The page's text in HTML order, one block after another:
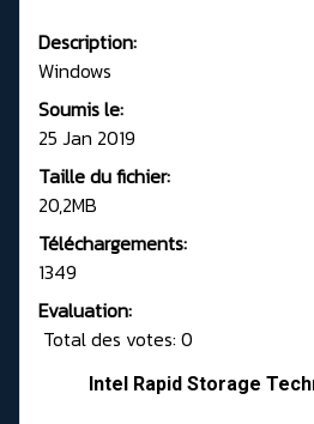
Description:
Windows
Soumis le:
25 Jan 2019
Taille du fichier:
20,2MB
Téléchargements:
1349
Evaluation:
Total des votes: 0
Intel Rapid Storage